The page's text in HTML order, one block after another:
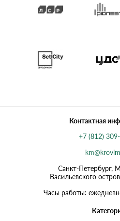
Контактная
+7 (812)
Санкт-Петербург,
Васильевского
Часы работы: